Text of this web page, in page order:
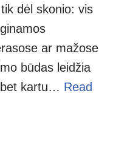
dėl skonio: vis
ar mažose
būdas leidžia
bet kartu… Read